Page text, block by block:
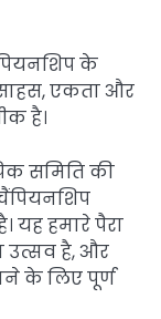
के
एकता और
है।
समिति की
यह हमारे पैरा
उत्सव है, और
के लिए पूर्ण